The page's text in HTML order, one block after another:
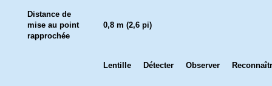
Distance de
mise au point
rapprochée
0,8 m (2,6 pi)
Lentille Détecter Observer